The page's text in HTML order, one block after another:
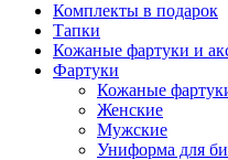
Комплекты в подарок
Тапки
Кожаные фартуки и
Фартуки
Кожаные
Женские
Мужские
Униформа для